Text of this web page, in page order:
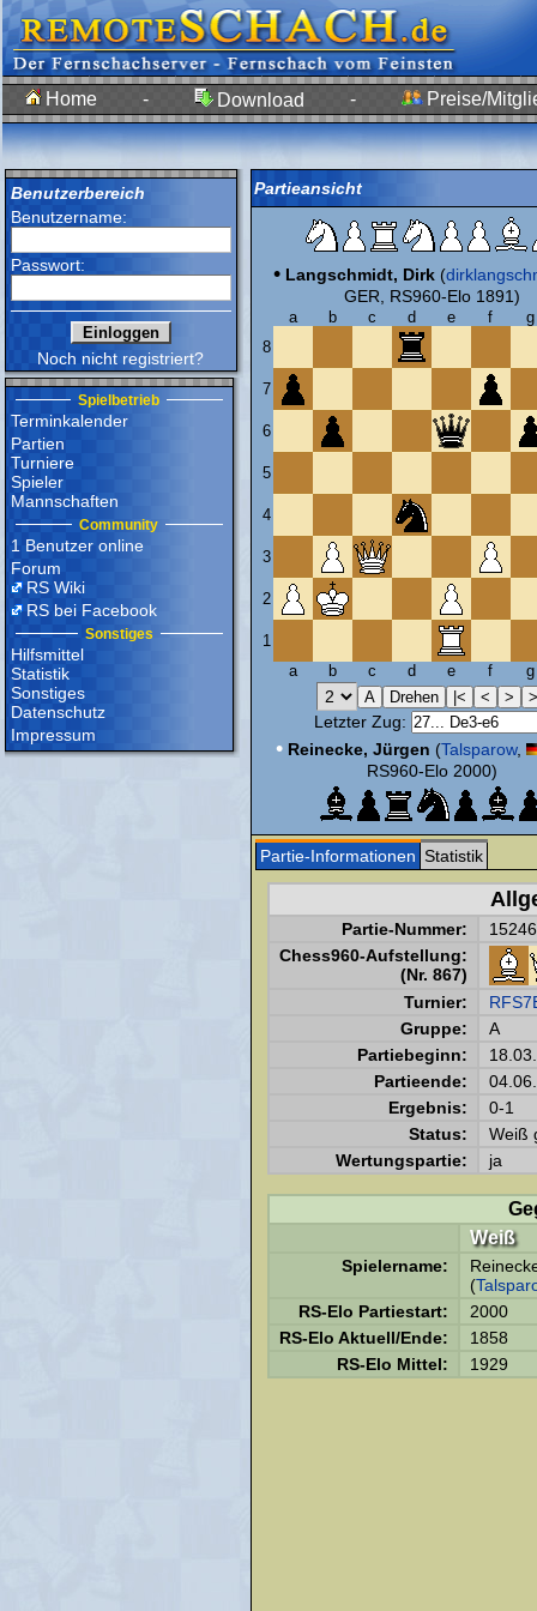
Home - Download - Preise/
Benutzerbereich
Benutzername:
Passwort:
Noch nicht registriert?
Spielbetrieb
Terminkalender
Partien
Turniere
Spieler
Mannschaften
Community
1 Benutzer online
Forum
RS Wiki
RS bei Facebook
Sonstiges
Hilfsmittel
Statistik
Sonstiges
Datenschutz
Impressum
Partieansicht
• Langschmidt, Dirk (
GER, RS960-Elo 1891)
a b c d e f
g
8
7
6
5
4
3
2
1
a
b c d e f g
Letzter Zug:
• Reinecke, Jürgen (Talsparow,
RS960-Elo 2000)
Partie-Informationen Statistik
Partie-Nummer:
Chess960-Aufstellung:
(Nr. 867)
Turnier:
Gruppe:
A
Partiebeginn:
Partieende:
Ergebnis:
0-1
Status:
Weiß
Wertungspartie:
ja
Weiß
Spielername:
(
RS-Elo Partiestart:
2000
RS-Elo Aktuell/Ende:
1858
RS-Elo Mittel:
1929